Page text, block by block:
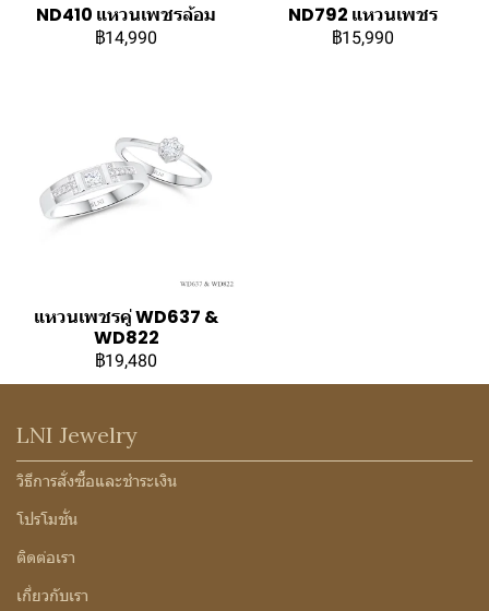
ND410 แหวนเพชรล้อม
฿14,990
ND792 แหวนเพชร
฿15,990
แหวนเพชรคู่ WD637 &
WD822
฿19,480
LNI Jewelry
วิธีการสั่งซื้อและชำระเงิน
โปรโมชั่น
ติดต่อเรา
เกี่ยวกับเรา